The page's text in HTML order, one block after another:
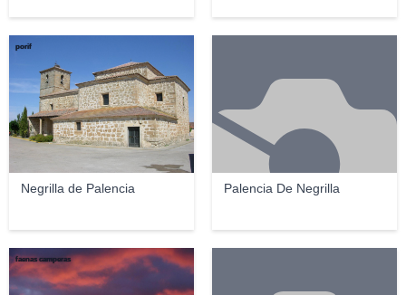
Negrilla de Palencia
porif
Palencia De Negrilla
faenas camperas